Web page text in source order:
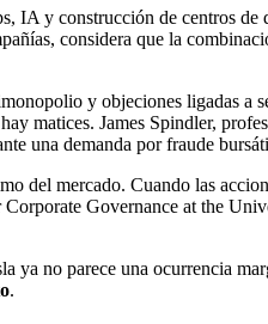
IA y construcción de centros
considera que la
y objeciones ligadas
matices. James Spindler,
una demanda por fraude
del mercado. Cuando las
Governance at the
ya no parece una ocurrencia
.